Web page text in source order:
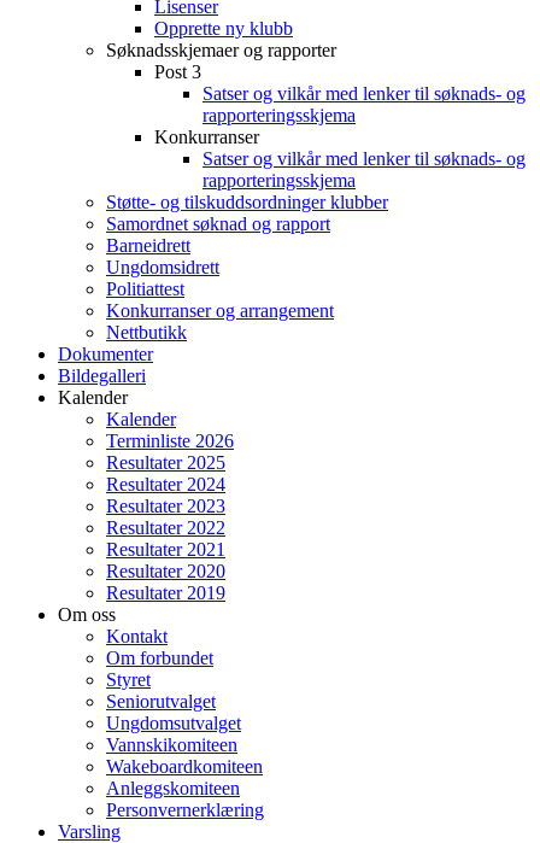
Lisenser
Opprette ny klubb
Søknadsskjemaer og rapporter
Post 3
Satser og vilkår med lenker til søknads- og
rapporteringsskjema
Konkurranser
Satser og vilkår med lenker til søknads- og
rapporteringsskjema
Støtte- og tilskuddsordninger klubber
Samordnet søknad og rapport
Barneidrett
Ungdomsidrett
Politiattest
Konkurranser og arrangement
Nettbutikk
Dokumenter
Bildegalleri
Kalender
Kalender
Terminliste 2026
Resultater 2025
Resultater 2024
Resultater 2023
Resultater 2022
Resultater 2021
Resultater 2020
Resultater 2019
Om oss
Kontakt
Om forbundet
Styret
Seniorutvalget
Ungdomsutvalget
Vannskikomiteen
Wakeboardkomiteen
Anleggskomiteen
Personvernerklæring
Varsling